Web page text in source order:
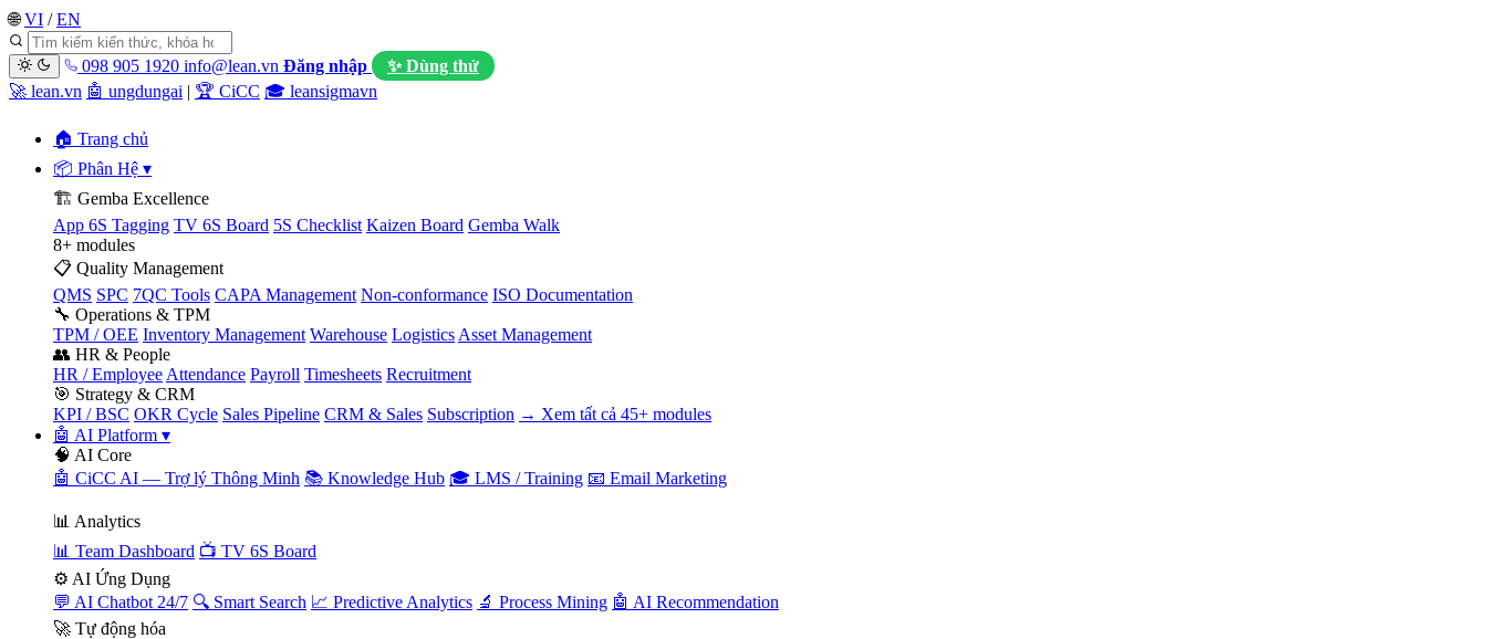
🌐 VI / EN
098 905 1920 info@lean.vn Đăng nhập
✨ Dùng thử
🚀 lean.vn 🤖 ungdungai | 🏆 CiCC 🎓 leansigmavn
🏠 Trang chủ
📦 Phân Hệ ▾
🏗️ Gemba Excellence
App 6S Tagging TV 6S Board 5S Checklist Kaizen Board Gemba Walk
8+ modules
📋 Quality Management
QMS SPC 7QC Tools CAPA Management Non-conformance ISO Documentation
🔧 Operations & TPM
TPM / OEE Inventory Management Warehouse Logistics Asset Management
👥 HR & People
HR / Employee Attendance Payroll Timesheets Recruitment
🎯 Strategy & CRM
KPI / BSC OKR Cycle Sales Pipeline CRM & Sales Subscription → Xem tất cả 45+ modules
🤖 AI Platform ▾
🧠 AI Core
🤖 CiCC AI — Trợ lý Thông Minh 📚 Knowledge Hub 🎓 LMS / Training 📧 Email Marketing
📊 Analytics
📊 Team Dashboard 📺 TV 6S Board
⚙️ AI Ứng Dụng
💬 AI Chatbot 24/7 🔍 Smart Search 📈 Predictive Analytics 🔬 Process Mining 🤖 AI Recommendation
🚀 Tự động hóa